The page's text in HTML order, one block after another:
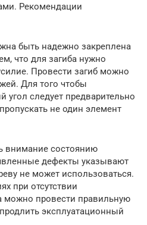
Рекомендации
быть надежно закреплена
что для загиба нужно
Провести загиб можно
Для того чтобы
следует предварительно
не один элемент
внимание состоянию
дефекты указывают
не может использоваться.
при отсутствии
можно провести правильную
эксплуатационный